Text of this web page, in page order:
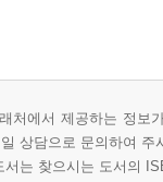
처에서 제공하는 정
상담으로 문의하여 주
는 찾으시는 도서의